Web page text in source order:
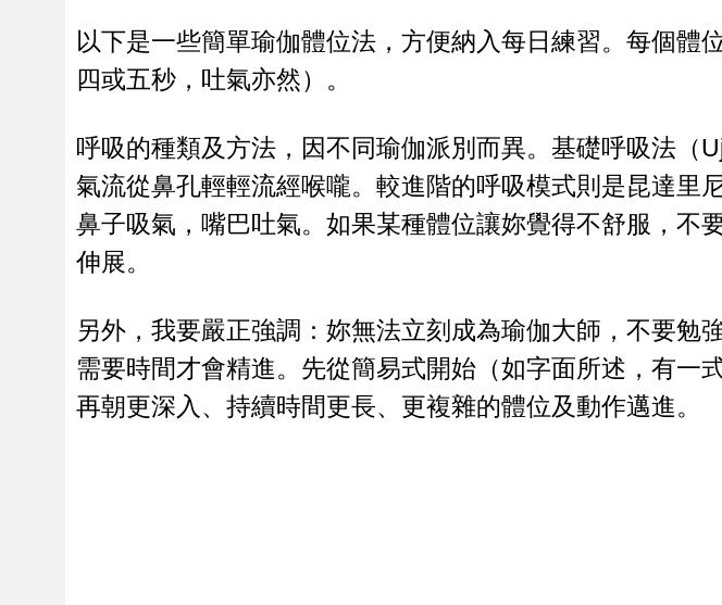
以下是一些簡單瑜伽體位法，方便納入每日練習。每個體
四或五秒，吐氣亦然）。
呼吸的種類及方法，因不同瑜伽派別而異。基礎呼吸法（
氣流從鼻孔輕輕流經喉嚨。較進階的呼吸模式則是昆達里
鼻子吸氣，嘴巴吐氣。如果某種體位讓妳覺得不舒服，不
伸展。
另外，我要嚴正強調：妳無法立刻成為瑜伽大師，不要勉
需要時間才會精進。先從簡易式開始（如字面所述，有一
再朝更深入、持續時間更長、更複雜的體位及動作邁進。